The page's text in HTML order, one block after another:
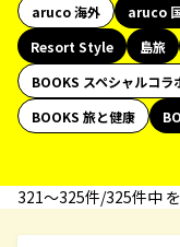
aruco 海外
aruco
Resort Style
島旅
BOOKS スペシャルコラ
BOOKS 旅と健康
321〜325件/325件中